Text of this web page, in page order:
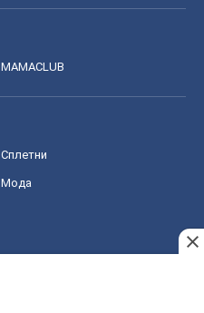
MAMACLUB
Сплетни
Мода